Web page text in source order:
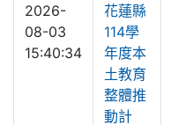
2026-
08-03
15:40:34
花蓮縣
114學
年度本
土教育
整體推
動計